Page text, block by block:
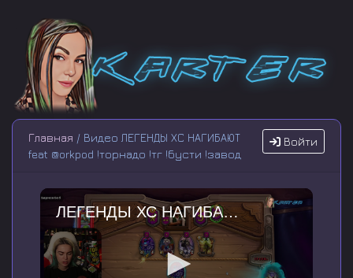
Войти
Главная / Видео ЛЕГЕНДЫ ХС НАГИБАЮТ
feat @orkpod !торнадо !тг !бусти !завод
ЛЕГЕНДЫ ХС НАГИБАЮТ feat @orkpod !торнадо !тг !бусти !завод